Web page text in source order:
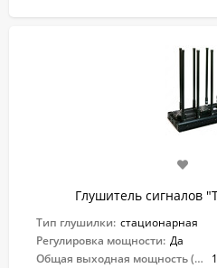
Глушитель сигналов
Тип глушилки: стационарная
Регулировка мощности: Да
Общая выходная мощность (Вт):